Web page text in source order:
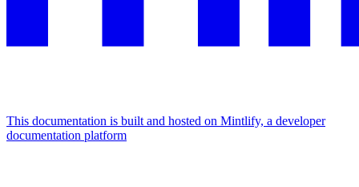
This documentation is built and hosted on Mintlify, a developer
documentation platform